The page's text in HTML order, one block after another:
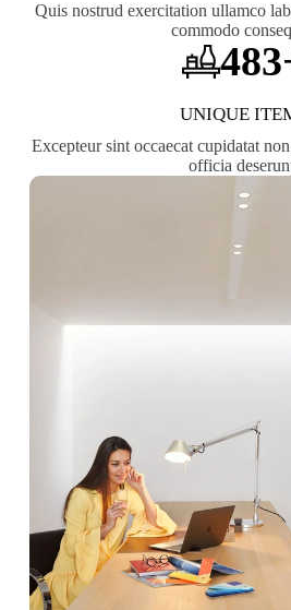
Quis nostrud exercitation ullamco
commodo
UNIQUE
Excepteur sint occaecat cupidatat
officia